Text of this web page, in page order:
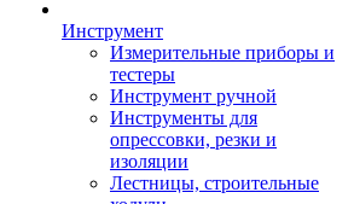
Инструмент
Измерительные приборы и
тестеры
Инструмент ручной
Инструменты для
опрессовки, резки и
изоляции
Лестницы, строительные